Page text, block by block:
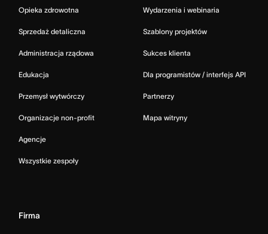
Opieka zdrowotna
Sprzedaż detaliczna
Administracja rządowa
Edukacja
Przemysł wytwórczy
Organizacje non-profit
Agencje
Wszystkie zespoły
Wydarzenia i webinaria
Szablony projektów
Sukces klienta
Dla programistów / interfejs API
Partnerzy
Mapa witryny
Firma